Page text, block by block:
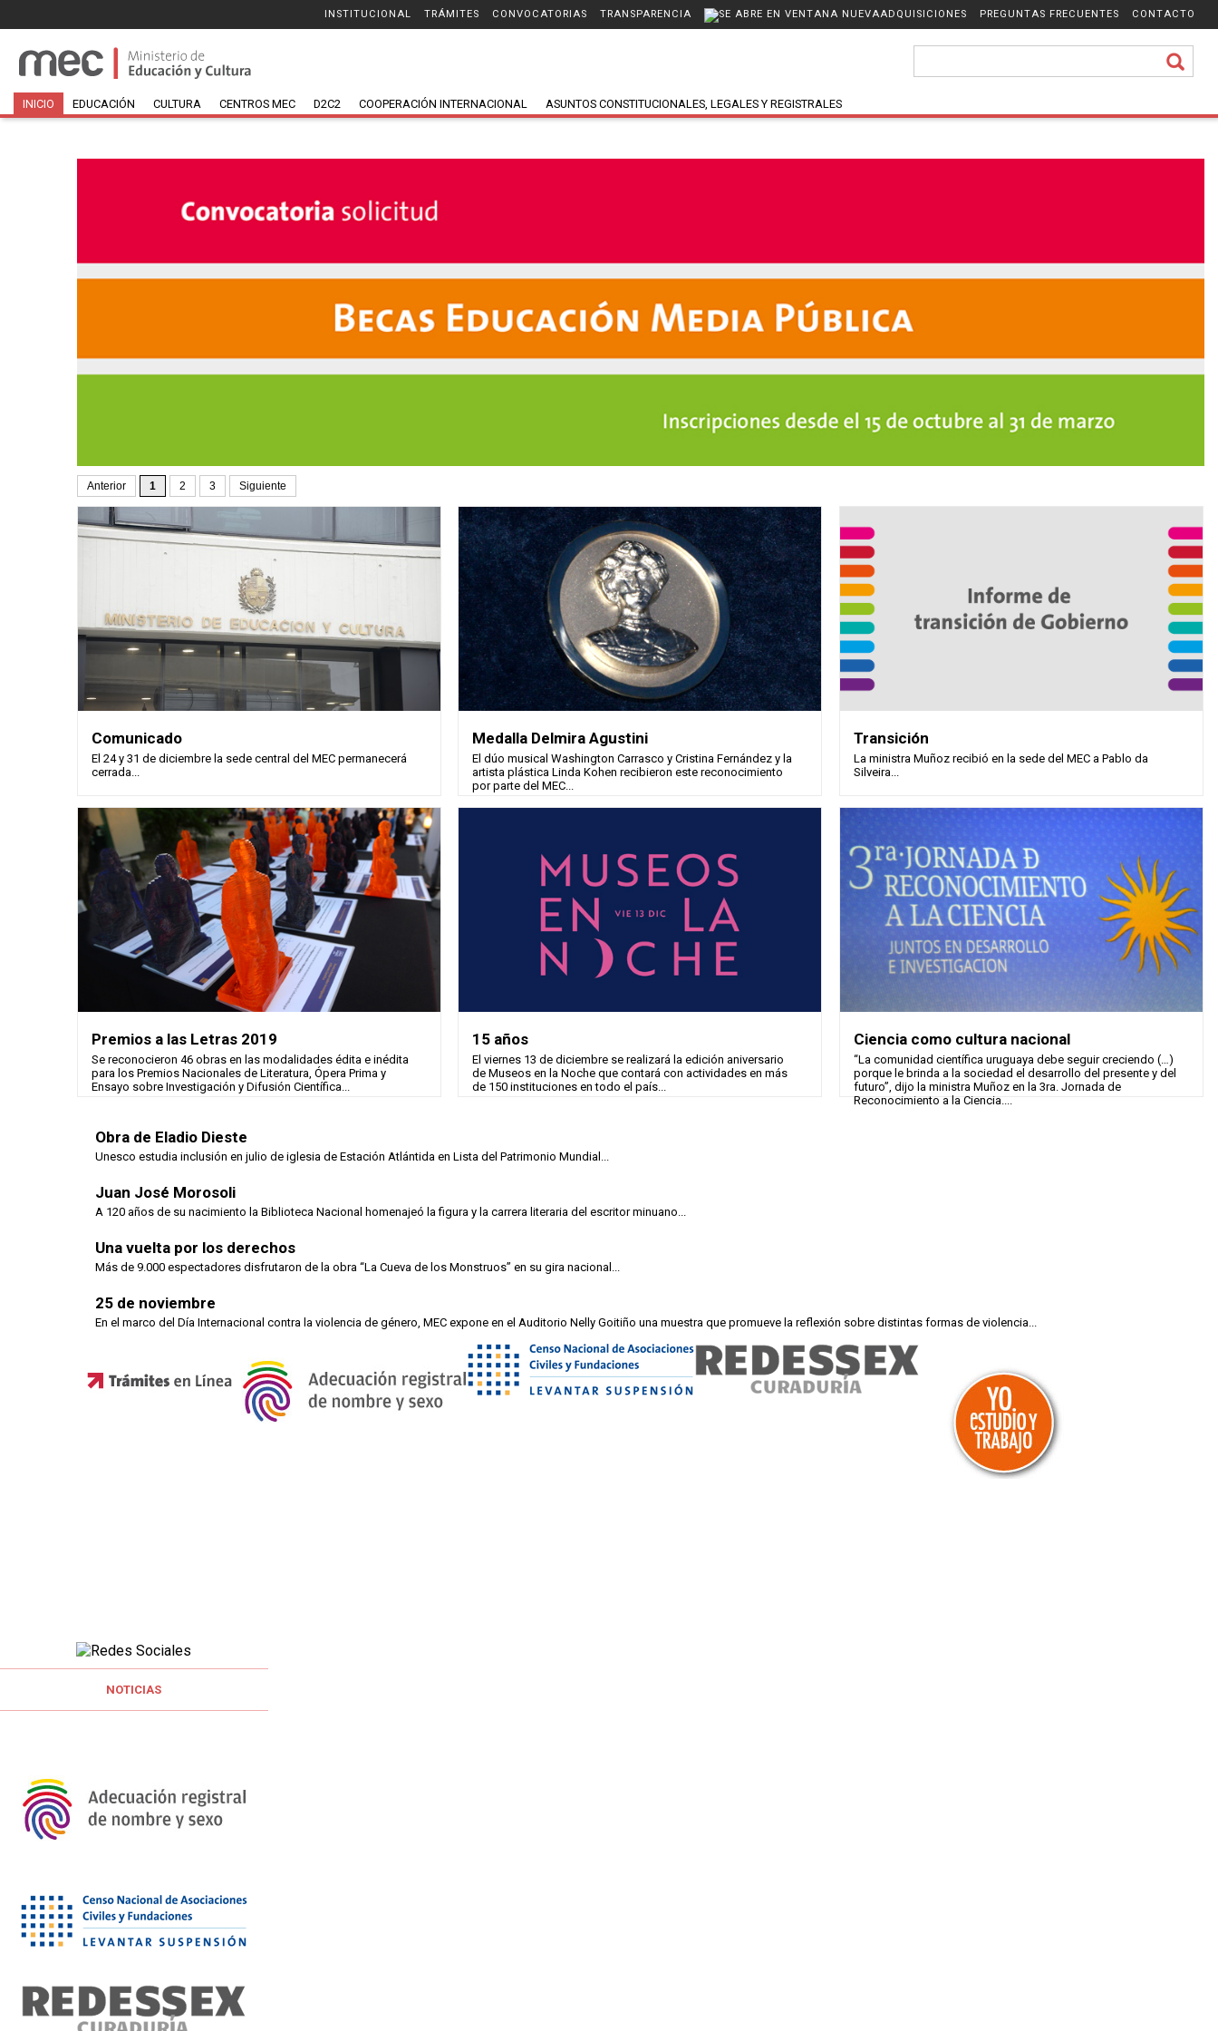
INSTITUCIONAL TRÁMITES CONVOCATORIAS TRANSPARENCIA ADQUISICIONES PREGUNTAS FRECUENTES CONTACTO
INICIO EDUCACIÓN CULTURA CENTROS MEC D2C2 COOPERACIÓN INTERNACIONAL ASUNTOS CONSTITUCIONALES, LEGALES Y REGISTRALES
Anterior 1 2 3 Siguiente
Comunicado
El 24 y 31 de diciembre la sede central del MEC permanecerá
cerrada...
Medalla Delmira Agustini
El dúo musical Washington Carrasco y Cristina Fernández y la
artista plástica Linda Kohen recibieron este reconocimiento
por parte del MEC...
Transición
La ministra Muñoz recibió en la sede del MEC a Pablo da
Silveira...
Premios a las Letras 2019
Se reconocieron 46 obras en las modalidades édita e inédita
para los Premios Nacionales de Literatura, Ópera Prima y
Ensayo sobre Investigación y Difusión Científica...
15 años
El viernes 13 de diciembre se realizará la edición aniversario
de Museos en la Noche que contará con actividades en más
de 150 instituciones en todo el país...
Ciencia como cultura nacional
“La comunidad científica uruguaya debe seguir creciendo (…)
porque le brinda a la sociedad el desarrollo del presente y del
futuro”, dijo la ministra Muñoz en la 3ra. Jornada de
Reconocimiento a la Ciencia....
Obra de Eladio Dieste
Unesco estudia inclusión en julio de iglesia de Estación Atlántida en Lista del Patrimonio Mundial...
Juan José Morosoli
A 120 años de su nacimiento la Biblioteca Nacional homenajeó la figura y la carrera literaria del escritor minuano...
Una vuelta por los derechos
Más de 9.000 espectadores disfrutaron de la obra “La Cueva de los Monstruos” en su gira nacional...
25 de noviembre
En el marco del Día Internacional contra la violencia de género, MEC expone en el Auditorio Nelly Goitiño una muestra que promueve la reflexión sobre distintas formas de violencia...
NOTICIAS